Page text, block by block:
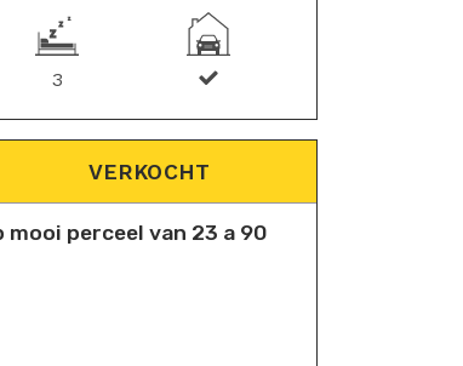
3
VERKOCHT
perceel van 23 a 90